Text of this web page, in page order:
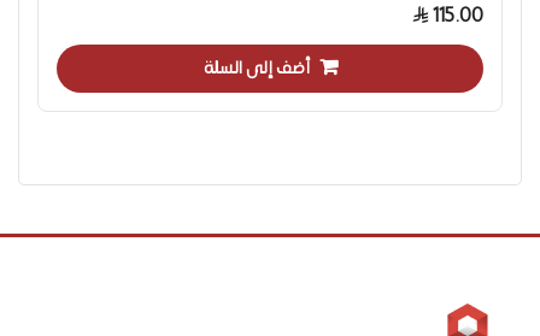
115.00
أضف إلى السلة